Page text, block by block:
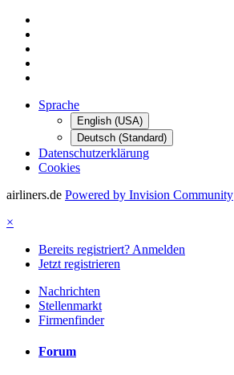
Sprache
English (USA)
Deutsch (Standard)
Datenschutzerklärung
Cookies
airliners.de Powered by Invision Community
×
Bereits registriert? Anmelden
Jetzt registrieren
Nachrichten
Stellenmarkt
Firmenfinder
Forum